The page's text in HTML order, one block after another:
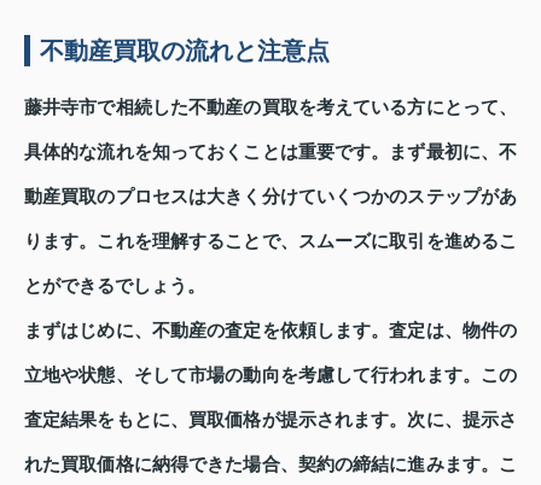
不動産買取の流れと注意点
藤井寺市で相続した不動産の買取を考えている方にとって、
具体的な流れを知っておくことは重要です。まず最初に、不
動産買取のプロセスは大きく分けていくつかのステップがあ
ります。これを理解することで、スムーズに取引を進めるこ
とができるでしょう。
まずはじめに、不動産の査定を依頼します。査定は、物件の
立地や状態、そして市場の動向を考慮して行われます。この
査定結果をもとに、買取価格が提示されます。次に、提示さ
れた買取価格に納得できた場合、契約の締結に進みます。こ